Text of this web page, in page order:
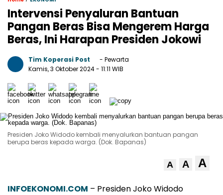
Intervensi Penyaluran Bantuan
Pangan Beras Bisa Mengerem Harga
Beras, Ini Harapan Presiden Jokowi
Tim Koperasi Post
- Pewarta
Kamis, 3 Oktober 2024- 11:11 WIB
Presiden Joko Widodo kembali menyalurkan bantuan pangan
berupa beras kepada warga. (Dok. Bapanas)
A A A
INFOEKONOMI.COM – Presiden Joko Widodo